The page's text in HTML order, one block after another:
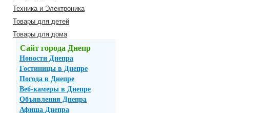
Техника и Электроника
Товары для детей
Товары для дома
Сайт города Днепр
Новости Днепра
Гостиницы в Днепре
Погода в Днепре
Веб-камеры в Днепре
Объявления Днепра
Афиша Днепра